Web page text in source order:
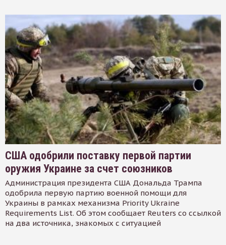
США одобрили поставку первой партии
оружия Украине за счет союзников
Администрация президента США Дональда Трампа
одобрила первую партию военной помощи для
Украины в рамках механизма Priority Ukraine
Requirements List. Об этом сообщает Reuters со ссылкой
на два источника, знакомых с ситуацией